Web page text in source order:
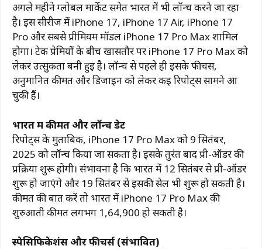
अगले महीने ग्लोबल मार्केट समेत भारत में भी लॉन्च करने जा रहा
है। इस सीरीज में iPhone 17, iPhone 17 Air, iPhone 17
Pro और सबसे प्रीमियम मॉडल iPhone 17 Pro Max शामिल
होगा। टेक प्रेमियों के बीच खासतौर पर iPhone 17 Pro Max को
लेकर उत्सुकता बनी हुई है। लॉन्च से पहले ही इसके फीचर्स,
अनुमानित कीमत और डिजाइन को लेकर कई रिपोर्ट्स सामने आ
चुकी हैं।
भारत में कीमत और लॉन्च डेट
रिपोर्ट्स के मुताबिक, iPhone 17 Pro Max को 9 सितंबर,
2025 को लॉन्च किया जा सकता है। इसके तुरंत बाद प्री-ऑर्डर की
प्रक्रिया शुरू होगी। संभावना है कि भारत में 12 सितंबर से प्री-ऑर्डर
शुरू हो जाएंगे और 19 सितंबर से इसकी सेल भी शुरू हो सकती है।
कीमत की बात करें तो भारत में iPhone 17 Pro Max की
शुरुआती कीमत लगभग ₹1,64,900 हो सकती है।
स्पेसिफिकेशंस और फीचर्स (संभावित)